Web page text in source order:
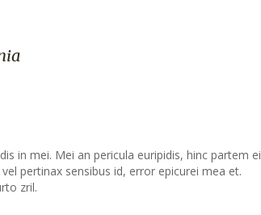
in mei. Mei an pericula euripidis, hinc partem ei
pertinax sensibus id, error epicurei mea et.
zril.